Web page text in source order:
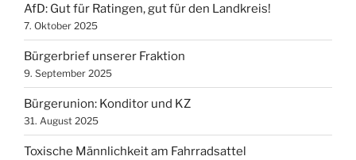
AfD: Gut für Ratingen, gut für den Landkreis!
7. Oktober 2025
Bürgerbrief unserer Fraktion
9. September 2025
Bürgerunion: Konditor und KZ
31. August 2025
Toxische Männlichkeit am Fahrradsattel